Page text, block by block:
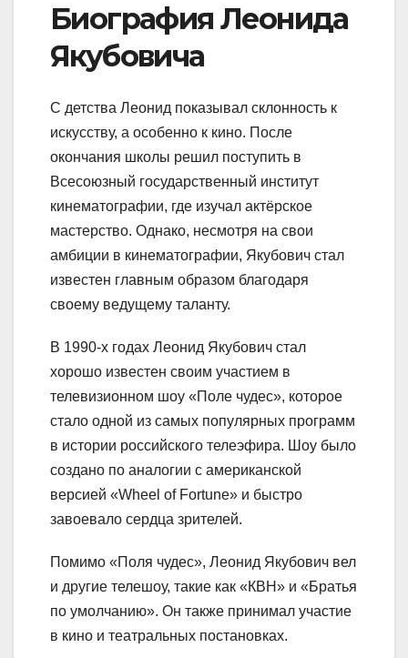
Биография Леонида
Якубовича
С детства Леонид показывал склонность к
искусству, а особенно к кино. После
окончания школы решил поступить в
Всесоюзный государственный институт
кинематографии, где изучал актёрское
мастерство. Однако, несмотря на свои
амбиции в кинематографии, Якубович стал
известен главным образом благодаря
своему ведущему таланту.
В 1990-х годах Леонид Якубович стал
хорошо известен своим участием в
телевизионном шоу «Поле чудес», которое
стало одной из самых популярных программ
в истории российского телеэфира. Шоу было
создано по аналогии с американской
версией «Wheel of Fortune» и быстро
завоевало сердца зрителей.
Помимо «Поля чудес», Леонид Якубович вел
и другие телешоу, такие как «КВН» и «Братья
по умолчанию». Он также принимал участие
в кино и театральных постановках.